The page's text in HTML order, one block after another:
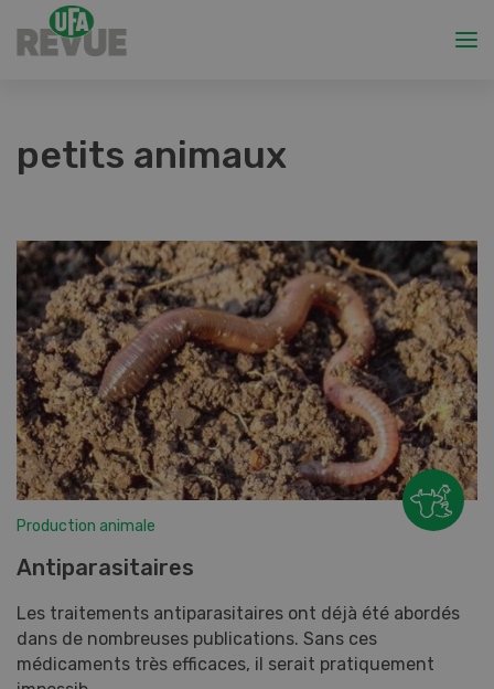
petits animaux
Production animale
Antiparasitaires
Les traitements antiparasitaires ont déjà été abordés
dans de nombreuses publications. Sans ces
médicaments très efficaces, il serait pratiquement